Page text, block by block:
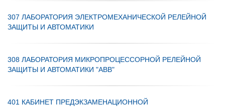
307 ЛАБОРАТОРИЯ ЭЛЕКТРОМЕХАНИЧЕСКОЙ РЕЛЕЙНОЙ
ЗАЩИТЫ И АВТОМАТИКИ
308 ЛАБОРАТОРИЯ МИКРОПРОЦЕССОРНОЙ РЕЛЕЙНОЙ
ЗАЩИТЫ И АВТОМАТИКИ "АВВ"
401 КАБИНЕТ ПРЕДЭКЗАМЕНАЦИОННОЙ